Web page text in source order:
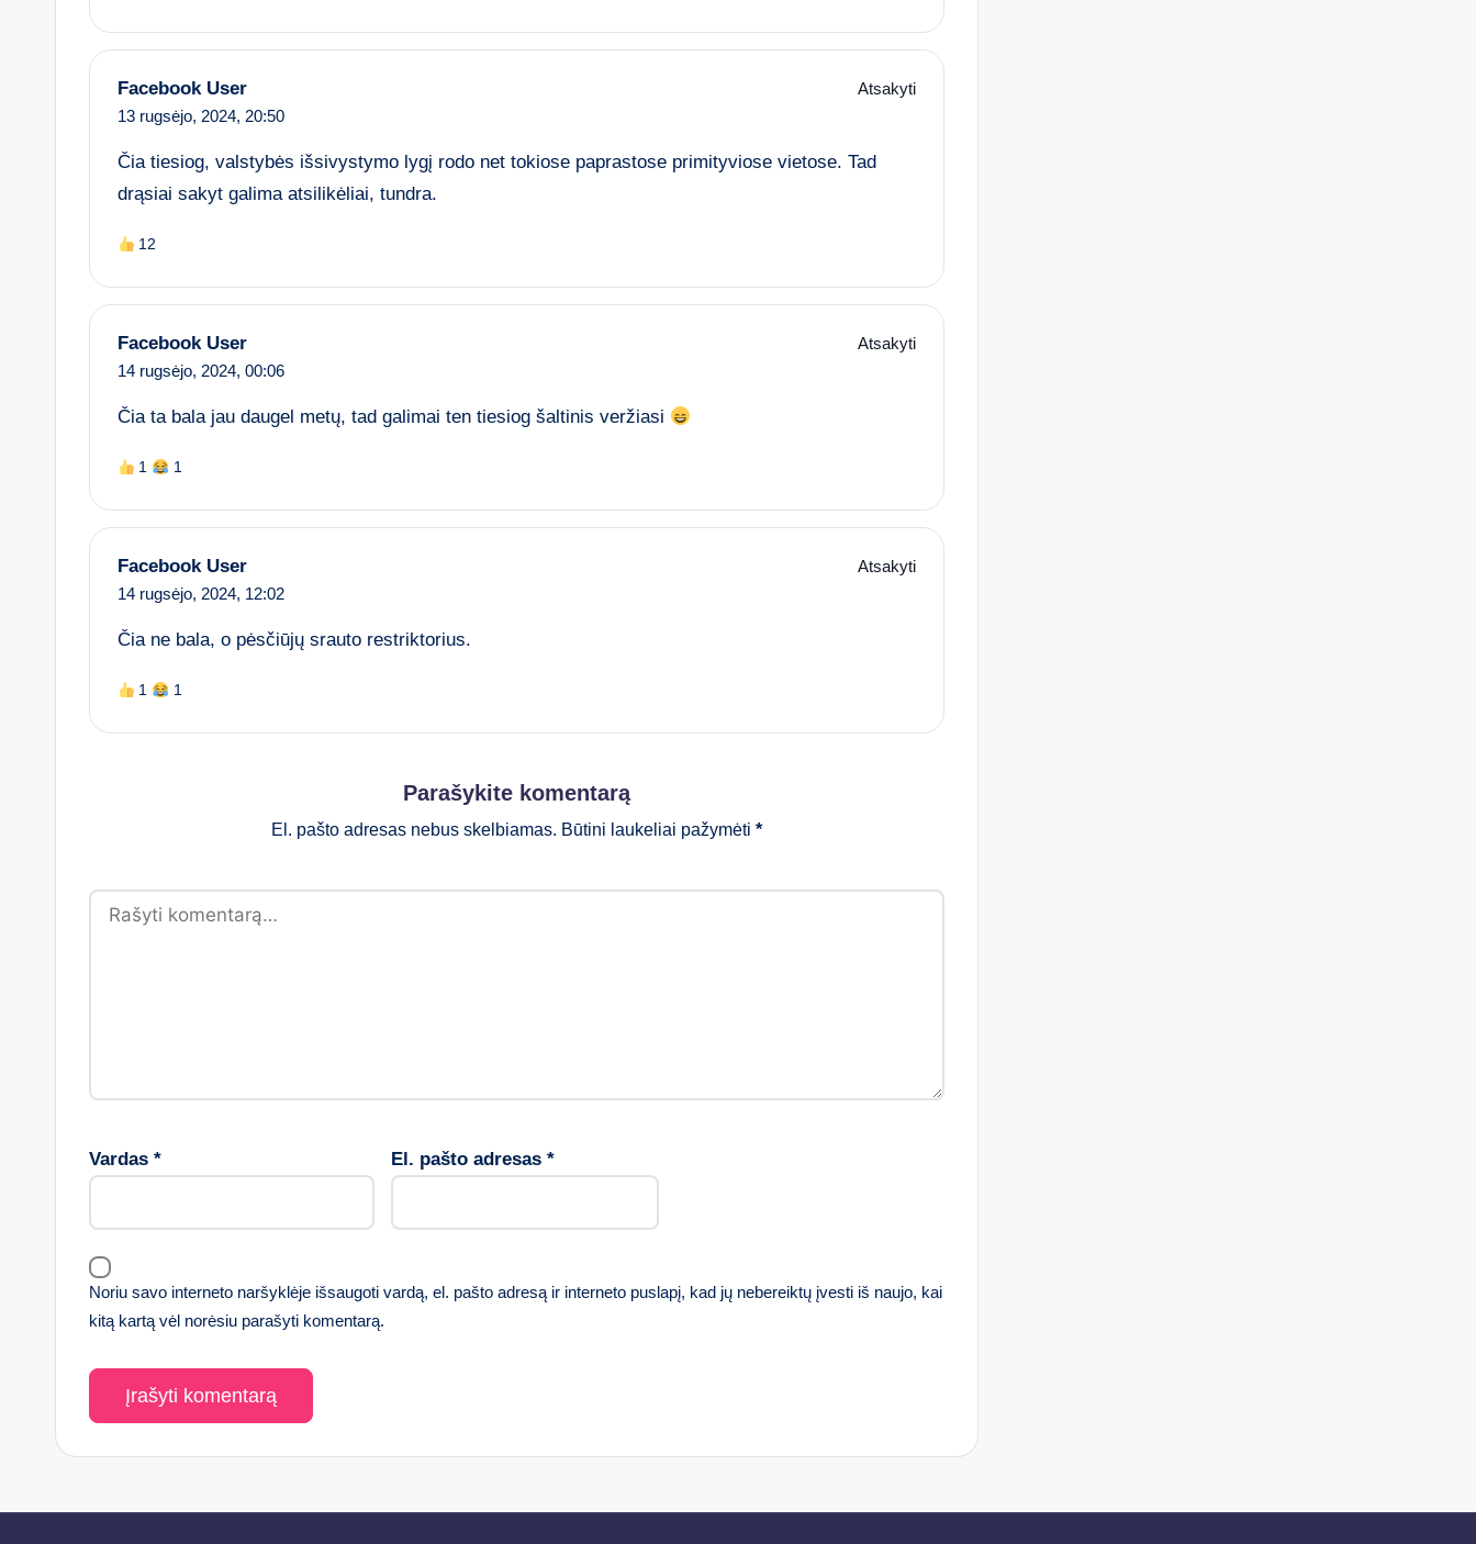
Facebook User
Atsakyti
13 rugsėjo, 2024, 20:50
Čia tiesiog, valstybės išsivystymo lygį rodo net tokiose paprastose primityviose vietose. Tad
drąsiai sakyt galima atsilikėliai, tundra.
12
Facebook User
Atsakyti
14 rugsėjo, 2024, 00:06
Čia ta bala jau daugel metų, tad galimai ten tiesiog šaltinis veržiasi
1 1
Facebook User
Atsakyti
14 rugsėjo, 2024, 12:02
Čia ne bala, o pėsčiūjų srauto restriktorius.
1 1
Parašykite komentarą
El. pašto adresas nebus skelbiamas. Būtini laukeliai pažymėti *
Vardas * El. pašto adresas *
Noriu savo interneto naršyklėje išsaugoti vardą, el. pašto adresą ir interneto puslapį, kad jų nebereiktų įvesti iš naujo, kai
kitą kartą vėl norėsiu parašyti komentarą.